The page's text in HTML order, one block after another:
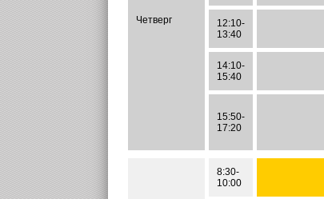
Четверг
12:10-
13:40
14:10-
15:40
15:50-
17:20
8:30-
10:00